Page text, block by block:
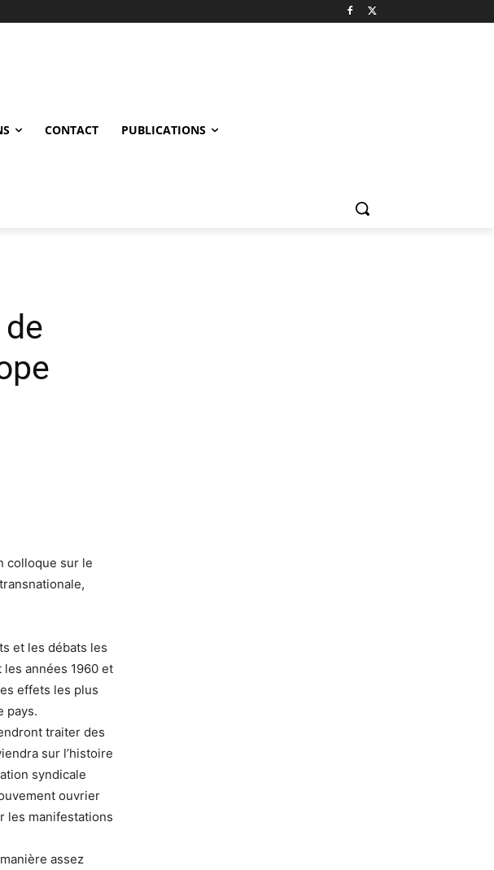
CONTACT PUBLICATIONS
colloque sur le
et les débats les
années 1960 et
effets les plus
pays.
traiter des
sur l’histoire
syndicale
ouvrier
les manifestations
assez